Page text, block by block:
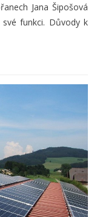
Jana Šipošová
funkci. Důvody k